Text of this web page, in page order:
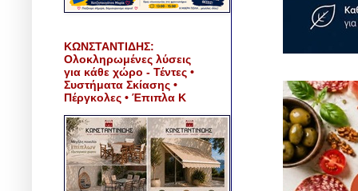
ΚΩΝΣΤΑΝΤΙΔΗΣ:
Ολοκληρωμένες λύσεις
για κάθε χώρο - Τέντες •
Συστήματα Σκίασης •
Πέργκολες • Έπιπλα Κ